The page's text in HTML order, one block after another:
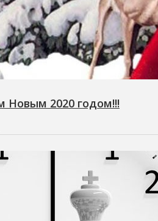
Новым 2020 годом!!!